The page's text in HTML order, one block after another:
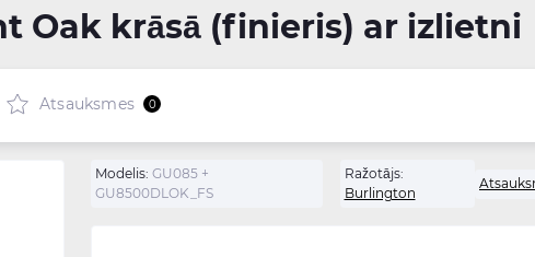
Oak krāsā (finieris) ar izlietni
Atsauksmes 0
Modelis: GU085 +
GU8500DLOK_FS
Ražotājs:
Burlington